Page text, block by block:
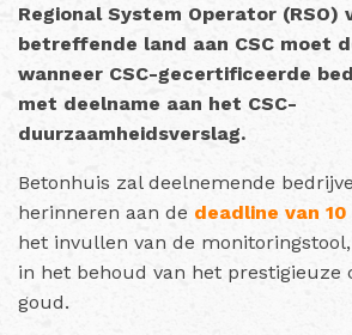
Regional System Operator (RSO)
betreffende land aan CSC moet
wanneer CSC-gecertificeerde
met deelname aan het CSC-
duurzaamheidsverslag.
Betonhuis zal deelnemende
herinneren aan de deadline van
het invullen van de
in het behoud van het prestigieuze
goud.